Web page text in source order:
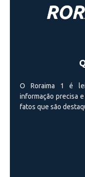
O Roraima 1 é
informação precisa
fatos que são